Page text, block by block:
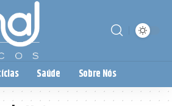
Saúde Sobre Nós